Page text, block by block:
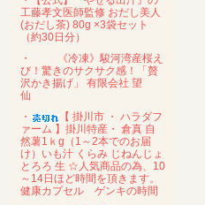
工藤孝文医師監修 おだし美人
(おだし茶) 80g ×3袋セット
（約30日分）
・
《冷凍》駿河湾産桜え
び！驚きのサクサク感！「贅
沢かき揚げ」 有限会社 望
仙
・
【 掛川市 ・ ハラダフ
ァーム 】掛川特産・ 倉真 自
然薯1ｋg（1～2本でのお届
け）いも汁 くらみ じねんじょ
とろろ 生 ☆人気商品の為、10
～14日ほど時間を頂きます。
健康カプセル ゲンキの時間